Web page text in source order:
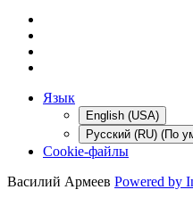
Язык
English (USA)
Русский (RU) (По
Cookie-файлы
Василий Армеев Powered by